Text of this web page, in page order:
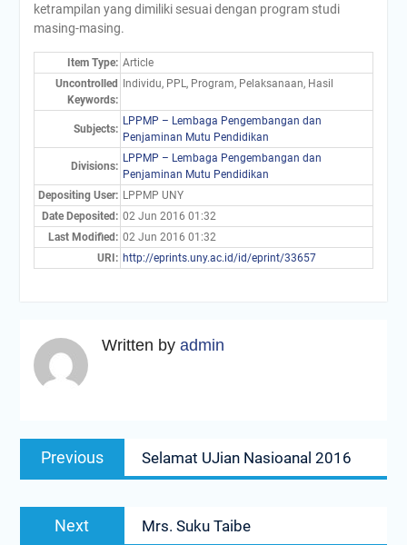
ketrampilan yang dimiliki sesuai dengan program studi
masing-masing.
Item Type: Article
Uncontrolled
Keywords:
Individu, PPL, Program, Pelaksanaan, Hasil
Subjects:
LPPMP – Lembaga Pengembangan dan
Penjaminan Mutu Pendidikan
Divisions:
LPPMP – Lembaga Pengembangan dan
Penjaminan Mutu Pendidikan
Depositing User: LPPMP UNY
Date Deposited: 02 Jun 2016 01:32
Last Modified: 02 Jun 2016 01:32
URI: http://eprints.uny.ac.id/id/eprint/33657
Written by admin
Navigasi
posPrevious
Previous
post:
Selamat UJian Nasioanal 2016
Next
post:
Mrs. Suku Taibe